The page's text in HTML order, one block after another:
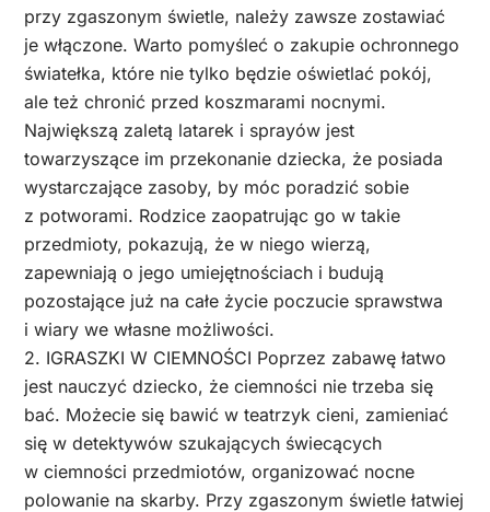
przy zgaszonym świetle, należy zawsze zostawiać
je włączone. Warto pomyśleć o zakupie ochronnego
światełka, które nie tylko będzie oświetlać pokój,
ale też chronić przed koszmarami nocnymi.
Największą zaletą latarek i sprayów jest
towarzyszące im przekonanie dziecka, że posiada
wystarczające zasoby, by móc poradzić sobie
z potworami. Rodzice zaopatrując go w takie
przedmioty, pokazują, że w niego wierzą,
zapewniają o jego umiejętnościach i budują
pozostające już na całe życie poczucie sprawstwa
i wiary we własne możliwości.
2. IGRASZKI W CIEMNOŚCI Poprzez zabawę łatwo
jest nauczyć dziecko, że ciemności nie trzeba się
bać. Możecie się bawić w teatrzyk cieni, zamieniać
się w detektywów szukających świecących
w ciemności przedmiotów, organizować nocne
polowanie na skarby. Przy zgaszonym świetle łatwiej